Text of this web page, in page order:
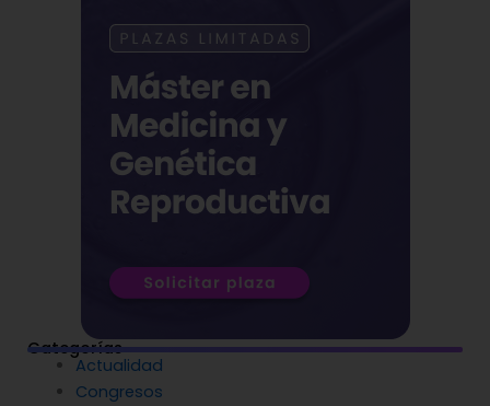
Categorías
Actualidad
Congresos